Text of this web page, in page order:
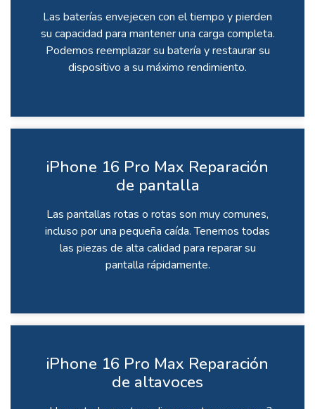
Las baterías envejecen con el tiempo y pierden
su capacidad para mantener una carga completa.
Podemos reemplazar su batería y restaurar su
dispositivo a su máximo rendimiento.
iPhone 16 Pro Max Reparación
de pantalla
Las pantallas rotas o rotas son muy comunes,
incluso por una pequeña caída. Tenemos todas
las piezas de alta calidad para reparar su
pantalla rápidamente.
iPhone 16 Pro Max Reparación
de altavoces